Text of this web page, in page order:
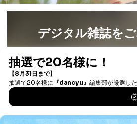
デジタル雑誌を
書籍）が無料で読み
DOWNLOAD